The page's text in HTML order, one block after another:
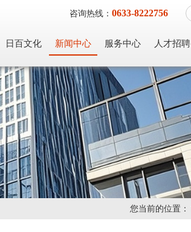
咨询热线： 0633-8222756
日百文化 新闻中心 服务中心 人才招聘
您当前的位置：